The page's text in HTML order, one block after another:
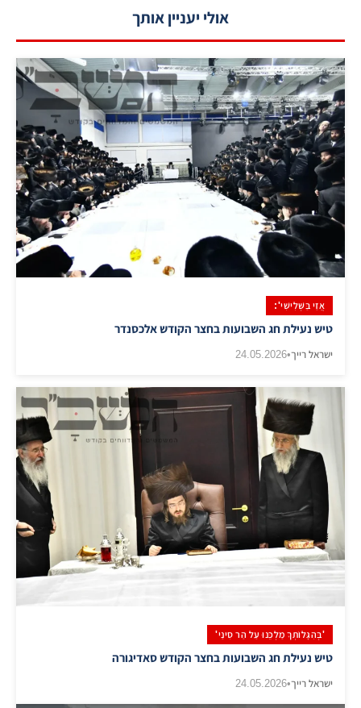
אולי יעניין אותך
אֲזַי בַּשְּׁלִישִׁי':
טיש נעילת חג השבועות בחצר הקודש אלכסנדר
ישראל רייך•
24.05.2026
'בְּהִגָּלוֹתְךָ מַלְכֵּנוּ עַל הַר סִינַי'
טיש נעילת חג השבועות בחצר הקודש סאדיגורה
ישראל רייך•
24.05.2026